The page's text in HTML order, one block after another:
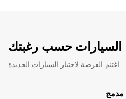
السيارات حسب رغبتك
اغتنم الفرصة لاختبار السيارات الجديدة
مدمج